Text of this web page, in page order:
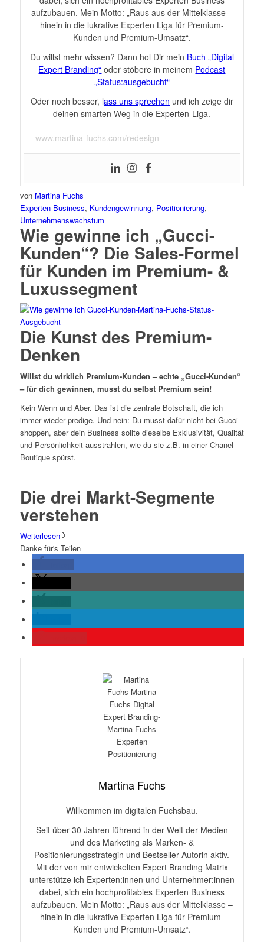
aufzubauen. Mein Motto: „Raus aus der Mittelklasse –
hinein in die lukrative Experten Liga für Premium-
Kunden und Premium-Umsatz“.
Du willst mehr wissen? Dann hol Dir mein Buch „Digital
Expert Branding“ oder stöbere in meinem Podcast
„Status:ausgebucht“
Oder noch besser, lass uns sprechen und ich zeige dir
deinen smarten Weg in die Experten-Liga.
www.martina-fuchs.com/redesign
von Martina Fuchs
Experten Business, Kundengewinnung, Positionierung,
Unternehmenswachstum
Wie gewinne ich „Gucci-
Kunden“? Die Sales-Formel
für Kunden im Premium- &
Luxussegment
Die Kunst des Premium-
Denken
Willst du wirklich Premium-Kunden – echte „Gucci-Kunden“
– für dich gewinnen, musst du selbst Premium sein!
Kein Wenn und Aber. Das ist die zentrale Botschaft, die ich
immer wieder predige. Und nein: Du musst dafür nicht bei Gucci
shoppen, aber dein Business sollte dieselbe Exklusivität, Qualität
und Persönlichkeit ausstrahlen, wie du sie z.B. in einer Chanel-
Boutique spürst.
Die drei Markt-Segmente
verstehen
Weiterlesen
Danke für's Teilen
Martina Fuchs
Willkommen im digitalen Fuchsbau.
Seit über 30 Jahren führend in der Welt der Medien
und des Marketing als Marken- &
Positionierungsstrategin und Bestseller-Autorin aktiv.
Mit der von mir entwickelten Expert Branding Matrix
unterstütze ich Experten:innen und Unternehmer:innen
dabei, sich ein hochprofitables Experten Business
aufzubauen. Mein Motto: „Raus aus der Mittelklasse –
hinein in die lukrative Experten Liga für Premium-
Kunden und Premium-Umsatz“.